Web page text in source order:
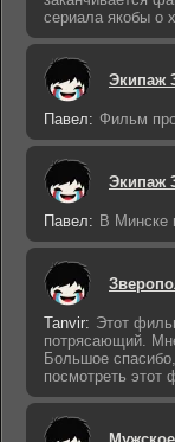
сериала якобы о
Экипаж
Павел: Фильм
Экипаж
Павел: В Минске
Tanvir: Этот
потрясающий.
Большое
посмотреть этот